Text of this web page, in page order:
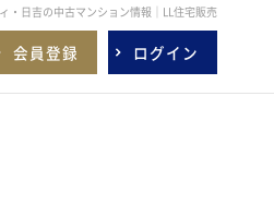
・日吉の中古マンション情報｜LL住宅販売
会員登録 ログイン